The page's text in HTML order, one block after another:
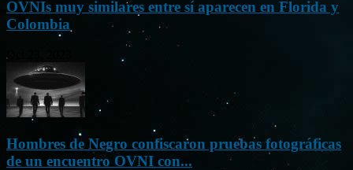
OVNIs muy similares entre sí aparecen en Florida y
Colombia
Oct 23, 2023
Hombres de Negro confiscaron pruebas fotográficas
de un encuentro OVNI con...